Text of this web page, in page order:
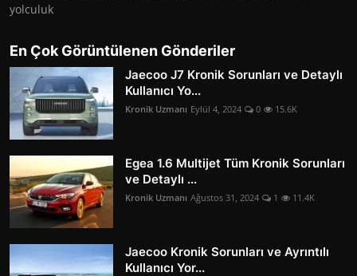
yolculuk
En Çok Görüntülenen Gönderiler
Jaecoo J7 Kronik Sorunları ve Detaylı
Kullanıcı Yo...
Kronik Uzmanı Eylül 4, 2024 0 15.6K
Egea 1.6 Multijet Tüm Kronik Sorunları
ve Detaylı ...
Kronik Uzmanı Ağustos 31, 2024 1 11.4K
Jaecoo Kronik Sorunları ve Ayrıntılı
Kullanıcı Yor...